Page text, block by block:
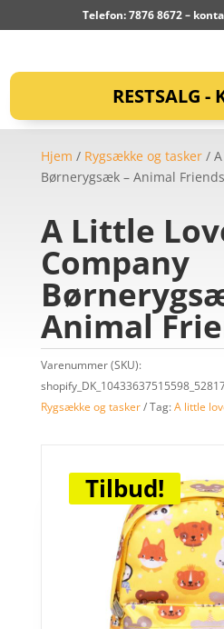
Telefon: 7876 8672 –
RESTSALG -
Hjem / Rygsække og tasker/ A
Børnerygsæk – Animal Friends
A Little
Company
Animal
Varenummer (SKU):
Rygsække og tasker
Tag:A little
Tilbud!